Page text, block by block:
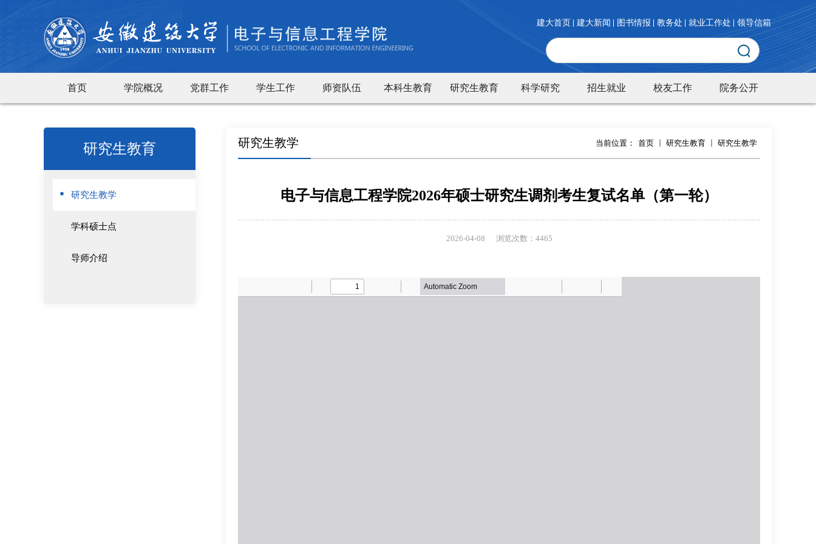
建大首页 建大新闻 图书情报 教务处 就业工作处 领导信箱
首页 学院概况 党群工作 学生工作 师资队伍 本科生教育 研究生教育 科学研究 招生就业 校友工作 院务公开
研究生教育
研究生教学
学科硕士点
导师介绍
研究生教学 当前位置： 首页 研究生教育 研究生教学
电子与信息工程学院2026年硕士研究生调剂考生复试名单（第一轮）
2026-04-08 浏览次数： 4465